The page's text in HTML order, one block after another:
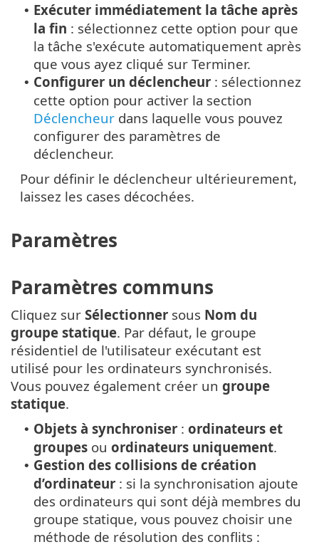
• Exécuter immédiatement la tâche après
la fin : sélectionnez cette option pour que
la tâche s'exécute automatiquement après
que vous ayez cliqué sur Terminer.
• Configurer un déclencheur : sélectionnez
cette option pour activer la section
Déclencheur dans laquelle vous pouvez
configurer des paramètres de
déclencheur.
Pour définir le déclencheur ultérieurement,
laissez les cases décochées.
Paramètres
Paramètres communs
Cliquez sur Sélectionner sous Nom du
groupe statique. Par défaut, le groupe
résidentiel de l'utilisateur exécutant est
utilisé pour les ordinateurs synchronisés.
Vous pouvez également créer un groupe
statique.
• Objets à synchroniser : ordinateurs et
groupes ou ordinateurs uniquement.
• Gestion des collisions de création
d’ordinateur : si la synchronisation ajoute
des ordinateurs qui sont déjà membres du
groupe statique, vous pouvez choisir une
méthode de résolution des conflits :